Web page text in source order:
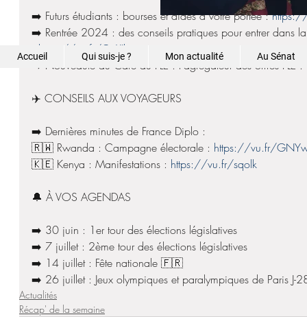
➡️ Futurs étudiants : bourses et aides à votre portée :
➡️ Rentrée 2024 : des conseils pratiques pour entrer dans
https://vu.fr/CpXJh
➡️ Nouveauté du Café du FLE : l'agrégateur des offres FLE :
✈️ CONSEILS AUX VOYAGEURS
➡️ Dernières minutes de France Diplo :
🇷🇼 Rwanda : Campagne électorale : https://vu.fr/
🇰🇪 Kenya : Manifestations : https://vu.fr/sqolk
🔔 À VOS AGENDAS
➡️ 30 juin : 1er tour des élections législatives
➡️ 7 juillet : 2ème tour des élections législatives
➡️ 14 juillet : Fête nationale 🇫🇷
➡️ 26 juillet : Jeux olympiques et paralympiques de Paris J-
Actualités
Récap' de la semaine
Accueil Qui suis-je ? Mon actualité Au Sénat